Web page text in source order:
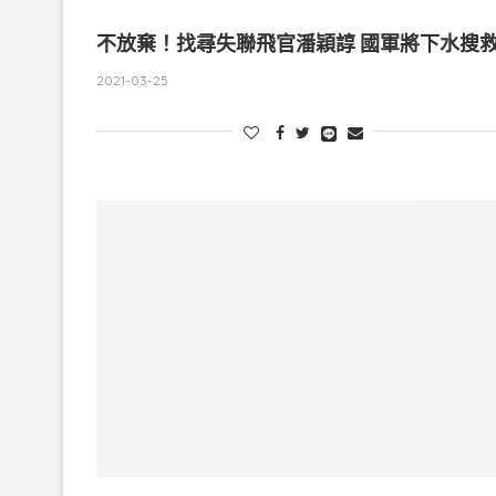
不放棄！找尋失聯飛官潘穎諄 國軍將下水搜
2021-03-25